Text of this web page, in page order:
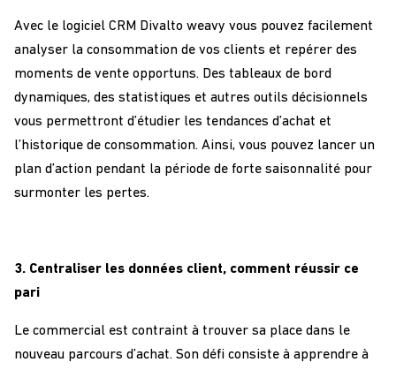
Avec le logiciel CRM Divalto weavy vous pouvez facilement
analyser la consommation de vos clients et repérer des
moments de vente opportuns. Des tableaux de bord
dynamiques, des statistiques et autres outils décisionnels
vous permettront d’étudier les tendances d’achat et
l’historique de consommation. Ainsi, vous pouvez lancer un
plan d’action pendant la période de forte saisonnalité pour
surmonter les pertes.
3. Centraliser les données client, comment réussir ce
pari
Le commercial est contraint à trouver sa place dans le
nouveau parcours d’achat. Son défi consiste à apprendre à